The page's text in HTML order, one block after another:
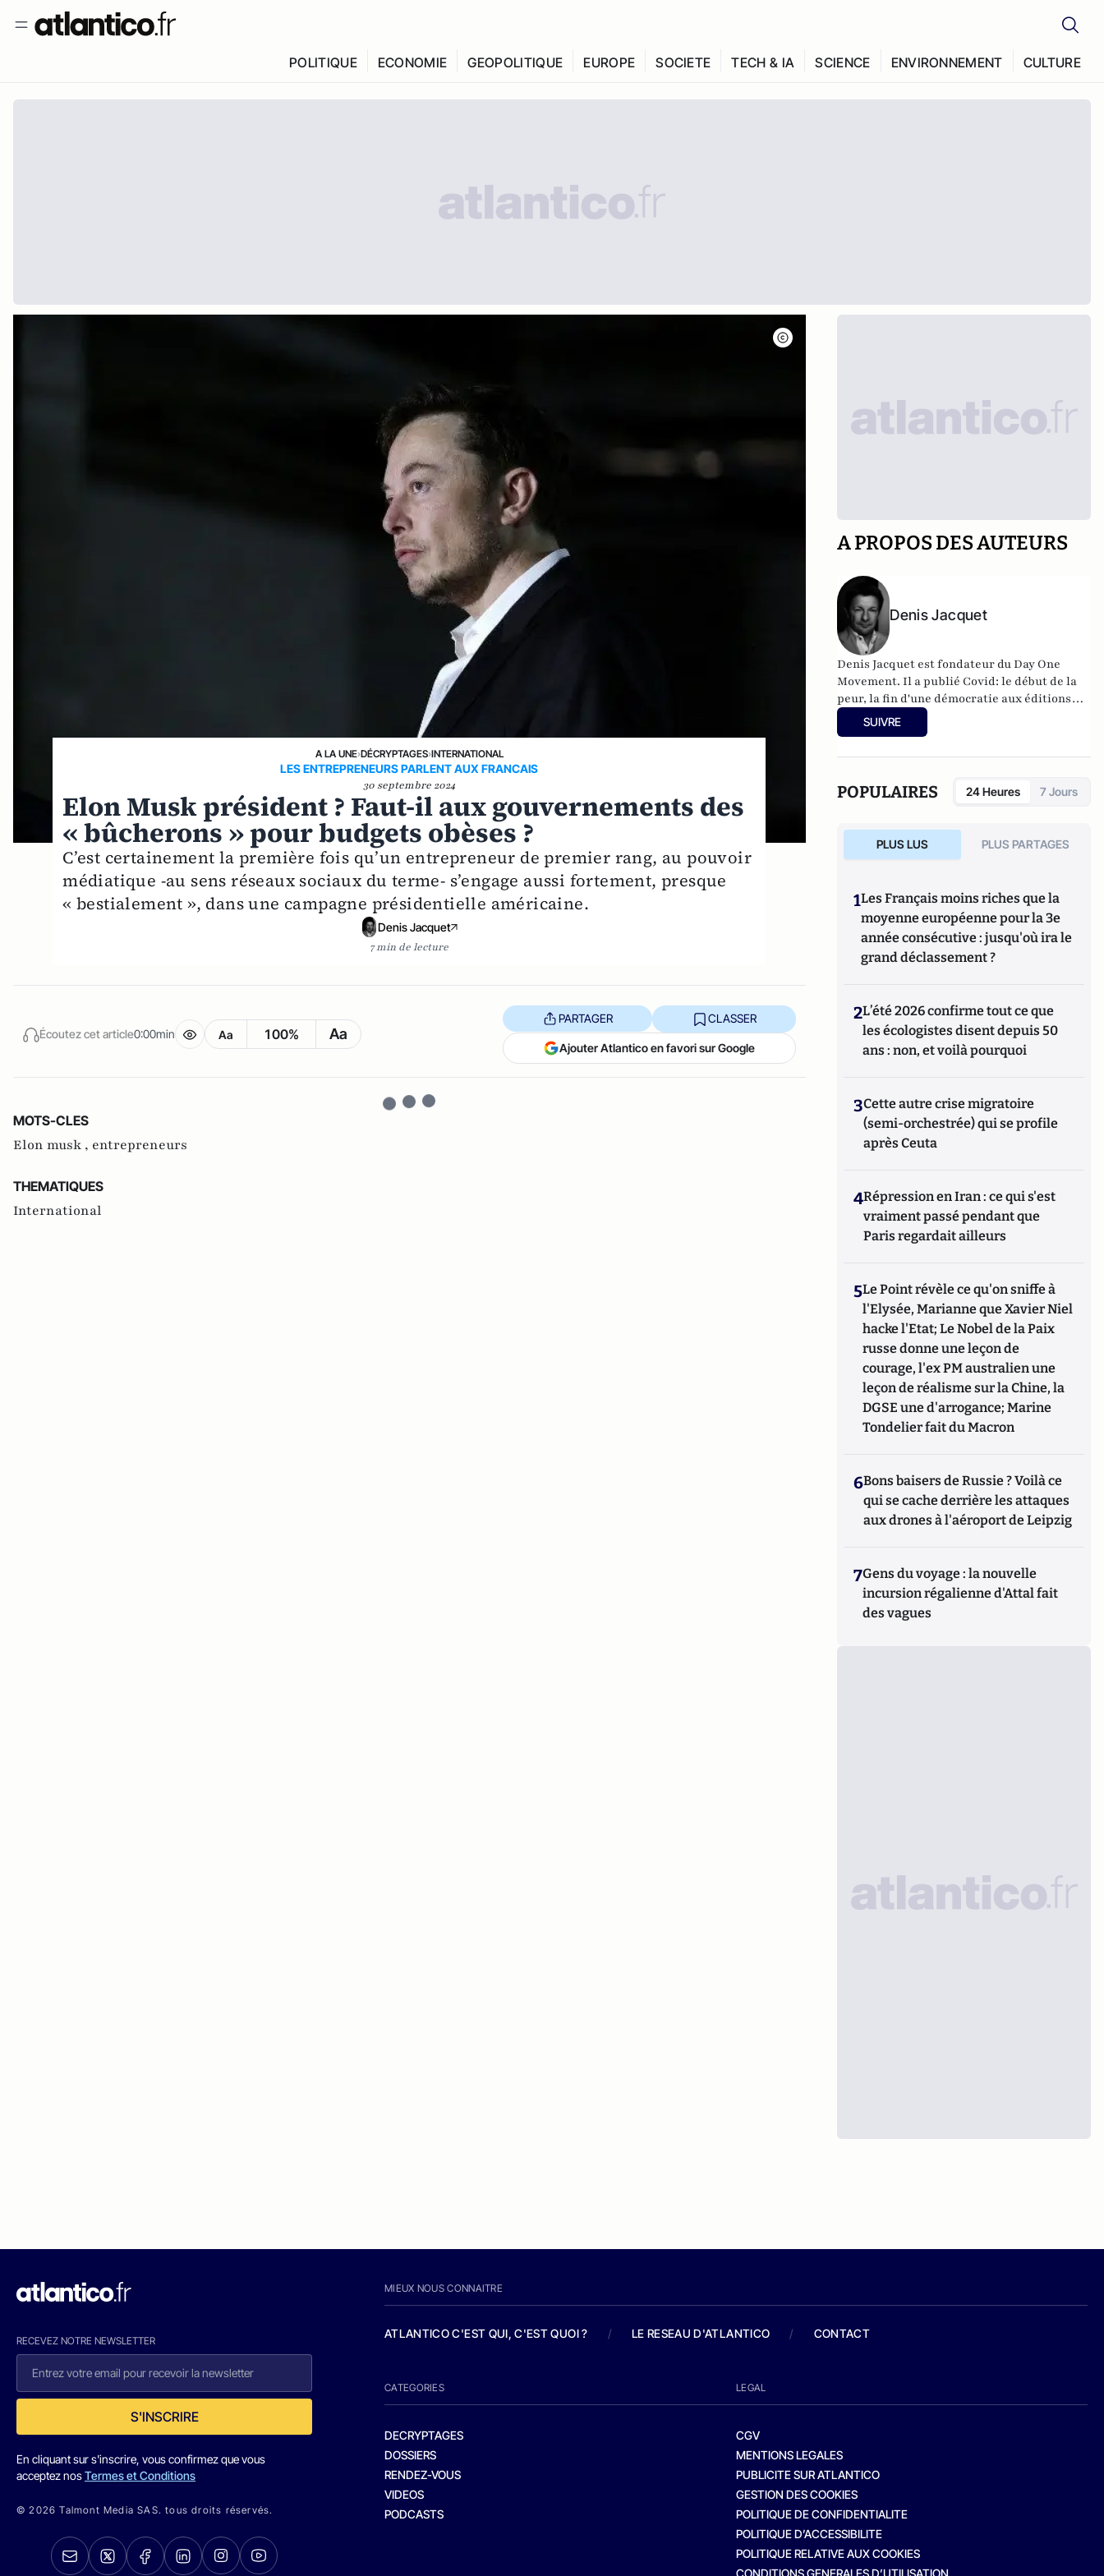
POLITIQUE ECONOMIE GEOPOLITIQUE EUROPE SOCIETE TECH & IA SCIENCE ENVIRONNEMENT CULTURE
A LA UNE›DÉCRYPTAGES›INTERNATIONAL
LES ENTREPRENEURS PARLENT AUX FRANCAIS
30 septembre 2024
Elon Musk président ? Faut-il aux gouvernements des
« bûcherons » pour budgets obèses ?
C’est certainement la première fois qu’un entrepreneur de premier rang, au pouvoir
médiatique -au sens réseaux sociaux du terme- s’engage aussi fortement, presque
« bestialement », dans une campagne présidentielle américaine.
Denis Jacquet
7 min de lecture
Écoutez cet article0:00min Aa 100% Aa
PARTAGER CLASSER
Ajouter Atlantico en favori sur Google
MOTS-CLES
Elon musk , entrepreneurs
THEMATIQUES
International
A PROPOS DES AUTEURS
Denis Jacquet
Denis Jacquet est fondateur du Day One
Movement. Il a publié Covid: le début de la
peur, la fin d'une démocratie aux éditions
Eyrolles.
SUIVRE
POPULAIRES 24 Heures 7 Jours
PLUS LUS PLUS PARTAGES
1Les Français moins riches que la
moyenne européenne pour la 3e
année consécutive : jusqu'où ira le
grand déclassement ?
2L’été 2026 confirme tout ce que
les écologistes disent depuis 50
ans : non, et voilà pourquoi
3Cette autre crise migratoire
(semi-orchestrée) qui se profile
après Ceuta
4Répression en Iran : ce qui s'est
vraiment passé pendant que
Paris regardait ailleurs
5Le Point révèle ce qu'on sniffe à
l'Elysée, Marianne que Xavier Niel
hacke l'Etat; Le Nobel de la Paix
russe donne une leçon de
courage, l'ex PM australien une
leçon de réalisme sur la Chine, la
DGSE une d'arrogance; Marine
Tondelier fait du Macron
6Bons baisers de Russie ? Voilà ce
qui se cache derrière les attaques
aux drones à l'aéroport de Leipzig
7Gens du voyage : la nouvelle
incursion régalienne d'Attal fait
des vagues
RECEVEZ NOTRE NEWSLETTER
S'INSCRIRE
En cliquant sur s'inscrire, vous confirmez que vous
acceptez nosTermes et Conditions
© 2026 Talmont Media SAS. tous droits réservés.
MIEUX NOUS CONNAITRE
ATLANTICO C'EST QUI, C'EST QUOI ? / LE RESEAU D'ATLANTICO / CONTACT
CATEGORIES
DECRYPTAGES
DOSSIERS
RENDEZ-VOUS
VIDEOS
PODCASTS
LEGAL
CGV
MENTIONS LEGALES
PUBLICITE SUR ATLANTICO
GESTION DES COOKIES
POLITIQUE DE CONFIDENTIALITE
POLITIQUE D’ACCESSIBILITE
POLITIQUE RELATIVE AUX COOKIES
CONDITIONS GENERALES D’UTILISATION